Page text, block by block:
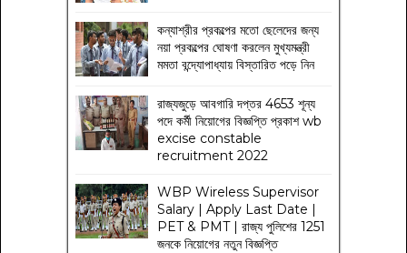
কন্যাশ্রীর প্রকল্পের মতো ছেলেদের জন্য
নয়া প্রকল্পের ঘোষণা করলেন মুখ্যমন্ত্রী
মমতা বন্দ্যোপাধ্যায় বিস্তারিত পড়ে নিন
রাজ্যজুড়ে আবগারি দপ্তর 4653 শূন্য
পদে কর্মী নিয়োগের বিজ্ঞপ্তি প্রকাশ wb
excise constable
recruitment 2022
WBP Wireless Supervisor
Salary | Apply Last Date |
PET & PMT | রাজ্য পুলিশের 1251
জনকে নিয়োগের নতুন বিজ্ঞপ্তি